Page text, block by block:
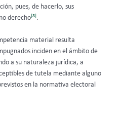
pues, de hacerlo, sus
derecho[8].
material resulta
inciden en el ámbito de
a su naturaleza jurídica, a
de tutela mediante alguno
en la normativa electoral